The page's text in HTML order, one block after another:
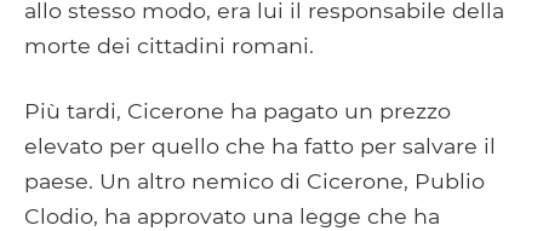
allo stesso modo, era lui il responsabile della
morte dei cittadini romani.
Più tardi, Cicerone ha pagato un prezzo
elevato per quello che ha fatto per salvare il
paese. Un altro nemico di Cicerone, Publio
Clodio, ha approvato una legge che ha